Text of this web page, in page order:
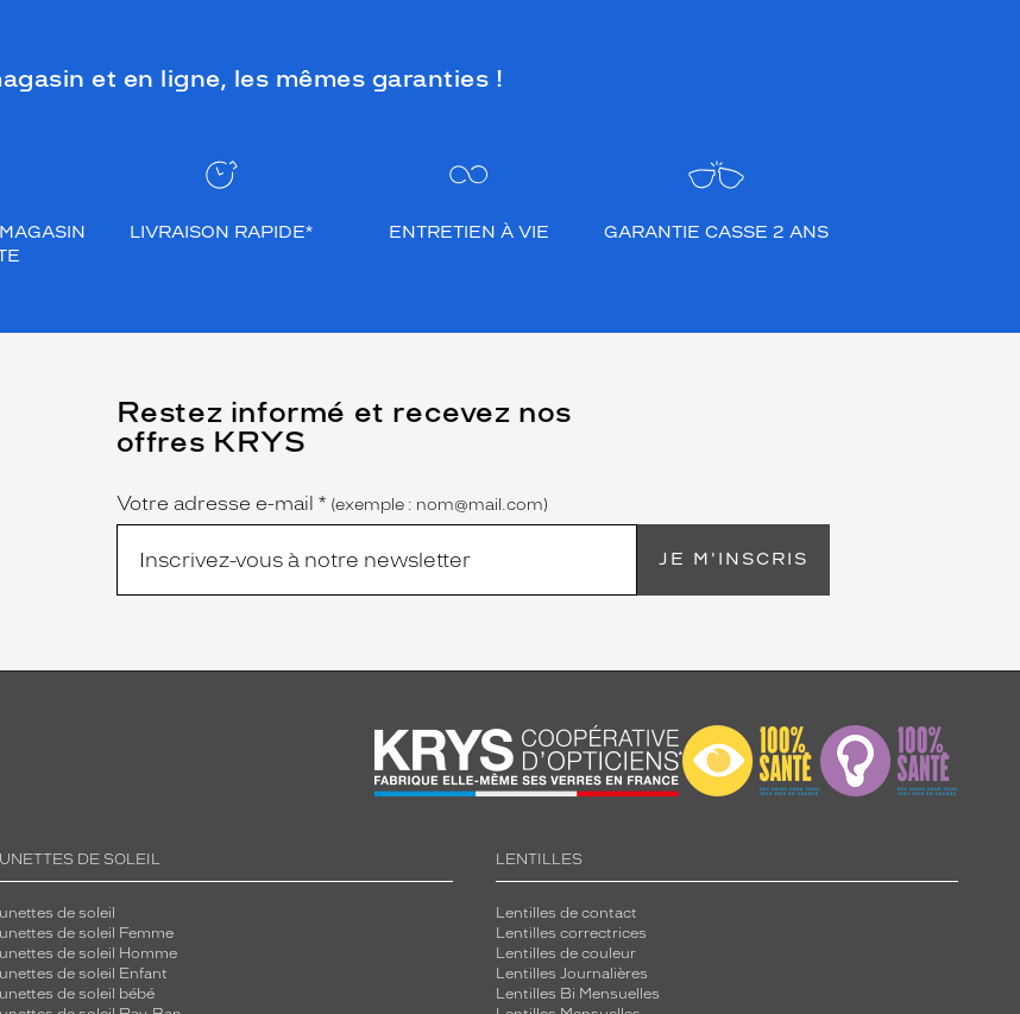
et en ligne, les mêmes garanties !
LIVRAISON RAPIDE* ENTRETIEN À VIE GARANTIE CASSE 2 ANS
Restez informé et recevez nos
offres KRYS
Name
Votre adresse e-mail *
(Ce
champ
est
obligatoire)
(exemple : nom@mail.com)
JE M'INSCRIS
DE SOLEIL
de soleil
de soleil Femme
de soleil Homme
de soleil Enfant
de soleil bébé
LENTILLES
Lentilles de contact
Lentilles correctrices
Lentilles de couleur
Lentilles Journalières
Lentilles Bi Mensuelles